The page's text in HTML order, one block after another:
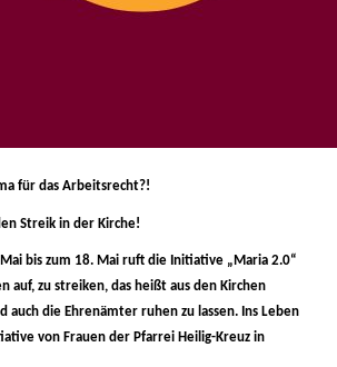
für das Arbeitsrecht?!
Streik in der Kirche!
bis zum 18. Mai ruft die Initiative „Maria 2.0“
auf, zu streiken, das heißt aus den Kirchen
auch die Ehrenämter ruhen zu lassen. Ins Leben
von Frauen der Pfarrei Heilig-Kreuz in